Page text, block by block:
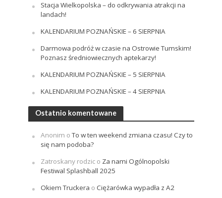
Stacja Wielkopolska – do odkrywania atrakcji na
landach!
KALENDARIUM POZNAŃSKIE – 6 SIERPNIA
Darmowa podróż w czasie na Ostrowie Tumskim!
Poznasz średniowiecznych aptekarzy!
KALENDARIUM POZNAŃSKIE – 5 SIERPNIA
KALENDARIUM POZNAŃSKIE – 4 SIERPNIA
Ostatnio komentowane
Anonim oTo w ten weekend zmiana czasu! Czy to
się nam podoba?
Zatroskany rodzico Za nami Ogólnopolski
Festiwal Splashball 2025
Okiem Truckera o Ciężarówka wypadła z A2